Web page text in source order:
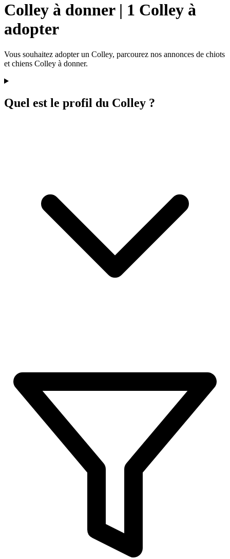
Colley à donner | 1 Colley à
adopter
Vous souhaitez adopter un Colley, parcourez nos annonces de chiots
et chiens Colley à donner.
Quel est le profil du Colley ?